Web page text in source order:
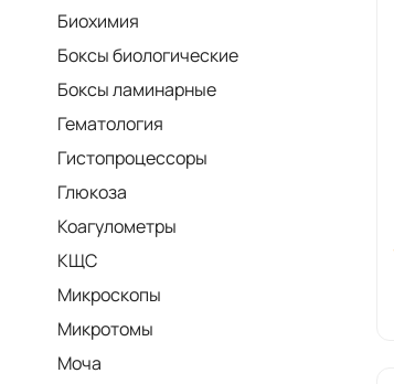
Биохимия
Боксы биологические
Боксы ламинарные
Гематология
Гистопроцессоры
Глюкоза
Коагулометры
КЩС
Микроскопы
Микротомы
Моча